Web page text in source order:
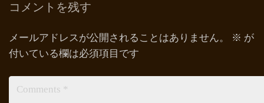
コメントを残す
メールアドレスが公開されることはありません。 ※ が
付いている欄は必須項目です